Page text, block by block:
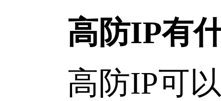
高防IP有
高防IP可以